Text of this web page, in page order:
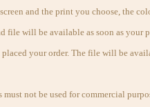
and the print you choose, the
file will be available as soon as your
placed your order. The file will be
must not be used for commercial